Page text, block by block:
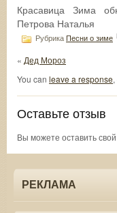
Красавица Зима
Петрова Наталья
Рубрика Песни о зиме
« Дед Мороз
You can leave a response
Оставьте отзыв
Вы можете оставить
РЕКЛАМА